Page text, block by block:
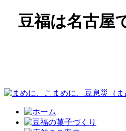
豆福は名古屋